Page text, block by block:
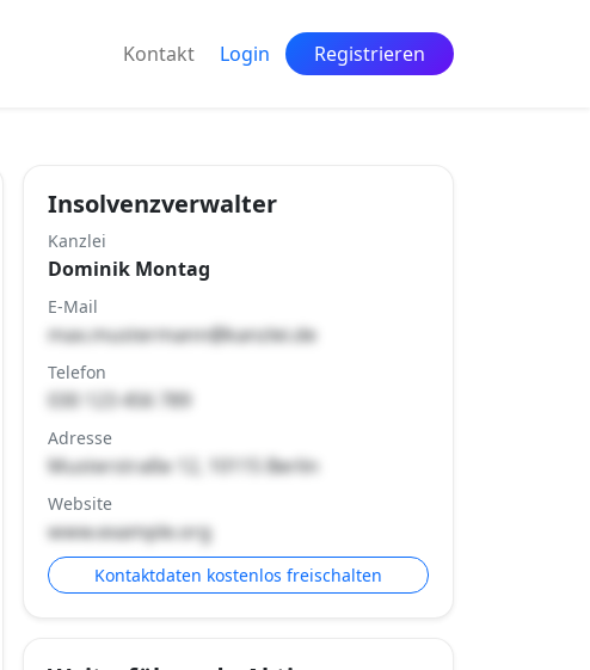
Kontakt Login Registrieren
Insolvenzverwalter
Kanzlei
Dominik Montag
E-Mail
max.mustermann@kanzlei.de
Telefon
030 123 456 789
Adresse
Musterstraße 12, 10115 Berlin
Website
www.example.org
Kontaktdaten kostenlos freischalten